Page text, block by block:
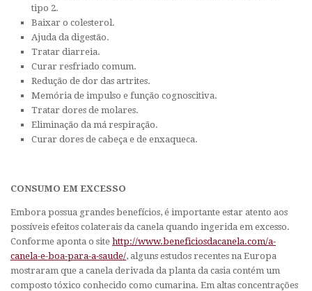
tipo 2.
Baixar o colesterol.
Ajuda da digestão.
Tratar diarreia.
Curar resfriado comum.
Redução de dor das artrites.
Memória de impulso e função cognoscitiva.
Tratar dores de molares.
Eliminação da má respiração.
Curar dores de cabeça e de enxaqueca.
CONSUMO EM EXCESSO
Embora possua grandes benefícios, é importante estar atento aos
possíveis efeitos colaterais da canela quando ingerida em excesso.
Conforme aponta o site http://www.beneficiosdacanela.com/a-
canela-e-boa-para-a-saude/, alguns estudos recentes na Europa
mostraram que a canela derivada da planta da casia contém um
composto tóxico conhecido como cumarina. Em altas concentrações